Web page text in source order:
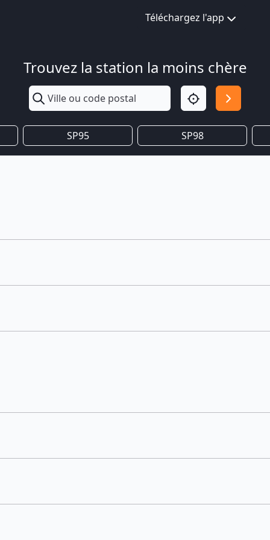
Téléchargez l'app
Trouvez la station la moins chère
SP95 SP98